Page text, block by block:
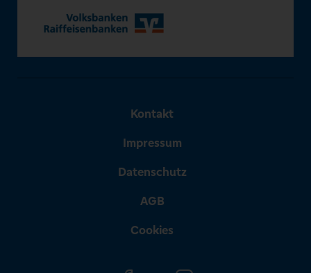
Kontakt
Impressum
Datenschutz
AGB
Cookies